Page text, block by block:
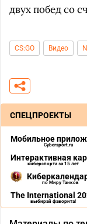
двух побед со
CS:GO Видео
СПЕЦПРОЕКТЫ
Мобильное
Cybersport.ru
Интерактивная
киберспорта за 15 лет
по Миру Танков
The International
выбирай фаворита!